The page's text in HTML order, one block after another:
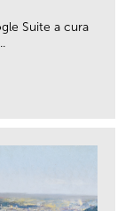
Suite a cura